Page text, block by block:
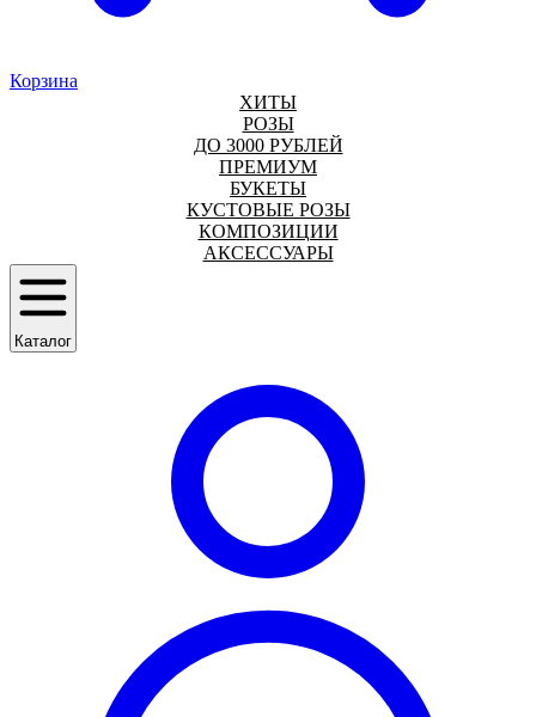
Корзина
ХИТЫ
РОЗЫ
ДО 3000 РУБЛЕЙ
ПРЕМИУМ
БУКЕТЫ
КУСТОВЫЕ РОЗЫ
КОМПОЗИЦИИ
АКСЕССУАРЫ
Каталог